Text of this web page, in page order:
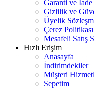
Garanti ve İade
Gizlilik ve
Üyelik
Çerez Politikası
Mesafeli Satış
Hızlı Erişim
Anasayfa
İndirimdekiler
Müşteri
Sepetim